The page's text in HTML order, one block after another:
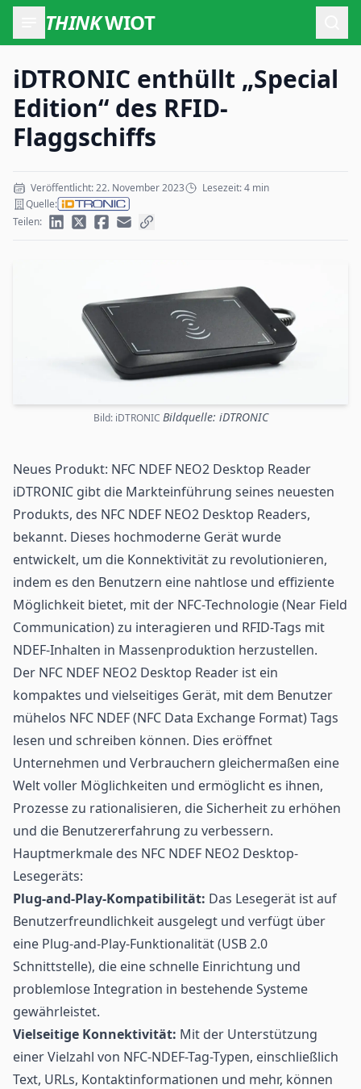
THINKWIOT
iDTRONIC enthüllt „Special
Edition“ des RFID-
Flaggschiffs
Veröffentlicht: 22. November 2023
Lesezeit: 4 min
Quelle:
Teilen:
Bild: iDTRONIC Bildquelle: iDTRONIC
Neues Produkt: NFC NDEF NEO2 Desktop Reader
iDTRONIC gibt die Markteinführung seines neuesten
Produkts, des NFC NDEF NEO2 Desktop Readers,
bekannt. Dieses hochmoderne Gerät wurde
entwickelt, um die Konnektivität zu revolutionieren,
indem es den Benutzern eine nahtlose und effiziente
Möglichkeit bietet, mit der NFC-Technologie (Near Field
Communication) zu interagieren und RFID-Tags mit
NDEF-Inhalten in Massenproduktion herzustellen.
Der NFC NDEF NEO2 Desktop Reader ist ein
kompaktes und vielseitiges Gerät, mit dem Benutzer
mühelos NFC NDEF (NFC Data Exchange Format) Tags
lesen und schreiben können. Dies eröffnet
Unternehmen und Verbrauchern gleichermaßen eine
Welt voller Möglichkeiten und ermöglicht es ihnen,
Prozesse zu rationalisieren, die Sicherheit zu erhöhen
und die Benutzererfahrung zu verbessern.
Hauptmerkmale des NFC NDEF NEO2 Desktop-
Lesegeräts:
Plug-and-Play-Kompatibilität: Das Lesegerät ist auf
Benutzerfreundlichkeit ausgelegt und verfügt über
eine Plug-and-Play-Funktionalität (USB 2.0
Schnittstelle), die eine schnelle Einrichtung und
problemlose Integration in bestehende Systeme
gewährleistet.
Vielseitige Konnektivität: Mit der Unterstützung
einer Vielzahl von NFC-NDEF-Tag-Typen, einschließlich
Text, URLs, Kontaktinformationen und mehr, können